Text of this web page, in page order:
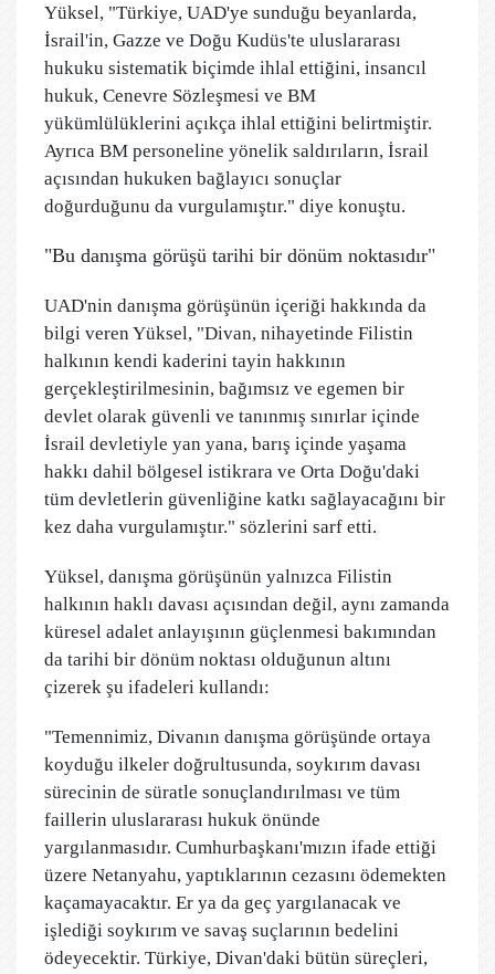
Yüksel, "Türkiye, UAD'ye sunduğu beyanlarda,
İsrail'in, Gazze ve Doğu Kudüs'te uluslararası
hukuku sistematik biçimde ihlal ettiğini, insancıl
hukuk, Cenevre Sözleşmesi ve BM
yükümlülüklerini açıkça ihlal ettiğini belirtmiştir.
Ayrıca BM personeline yönelik saldırıların, İsrail
açısından hukuken bağlayıcı sonuçlar
doğurduğunu da vurgulamıştır." diye konuştu.
"Bu danışma görüşü tarihi bir dönüm noktasıdır"
UAD'nin danışma görüşünün içeriği hakkında da
bilgi veren Yüksel, "Divan, nihayetinde Filistin
halkının kendi kaderini tayin hakkının
gerçekleştirilmesinin, bağımsız ve egemen bir
devlet olarak güvenli ve tanınmış sınırlar içinde
İsrail devletiyle yan yana, barış içinde yaşama
hakkı dahil bölgesel istikrara ve Orta Doğu'daki
tüm devletlerin güvenliğine katkı sağlayacağını bir
kez daha vurgulamıştır." sözlerini sarf etti.
Yüksel, danışma görüşünün yalnızca Filistin
halkının haklı davası açısından değil, aynı zamanda
küresel adalet anlayışının güçlenmesi bakımından
da tarihi bir dönüm noktası olduğunun altını
çizerek şu ifadeleri kullandı:
"Temennimiz, Divanın danışma görüşünde ortaya
koyduğu ilkeler doğrultusunda, soykırım davası
sürecinin de süratle sonuçlandırılması ve tüm
faillerin uluslararası hukuk önünde
yargılanmasıdır. Cumhurbaşkanı'mızın ifade ettiği
üzere Netanyahu, yaptıklarının cezasını ödemekten
kaçamayacaktır. Er ya da geç yargılanacak ve
işlediği soykırım ve savaş suçlarının bedelini
ödeyecektir. Türkiye, Divan'daki bütün süreçleri,